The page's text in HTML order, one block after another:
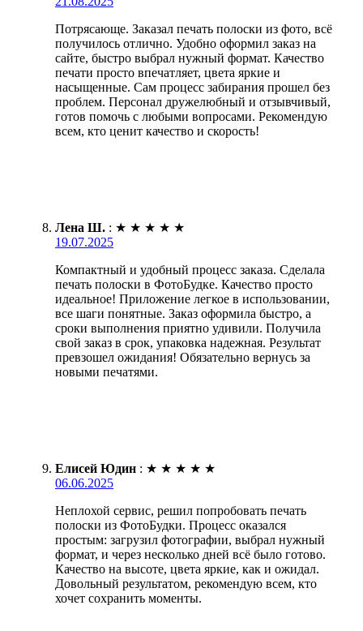
Потрясающе. Заказал печать полоски из фото, всё
получилось отлично. Удобно оформил заказ на
сайте, быстро выбрал нужный формат. Качество
печати просто впечатляет, цвета яркие и
насыщенные. Сам процесс забирания прошел без
проблем. Персонал дружелюбный и отзывчивый,
готов помочь с любыми вопросами. Рекомендую
всем, кто ценит качество и скорость!
Лена Ш. : ★ ★ ★ ★ ★
19.07.2025
Компактный и удобный процесс заказа. Сделала
печать полоски в ФотоБудке. Качество просто
идеальное! Приложение легкое в использовании,
все шаги понятные. Заказ оформила быстро, а
сроки выполнения приятно удивили. Получила
свой заказ в срок, упаковка надежная. Результат
превзошел ожидания! Обязательно вернусь за
новыми печатями.
Елисей Юдин : ★ ★ ★ ★ ★
06.06.2025
Неплохой сервис, решил попробовать печать
полоски из ФотоБудки. Процесс оказался
простым: загрузил фотографии, выбрал нужный
формат, и через несколько дней всё было готово.
Качество на высоте, цвета яркие, как и ожидал.
Довольный результатом, рекомендую всем, кто
хочет сохранить моменты.